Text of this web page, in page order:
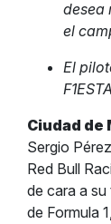
desea
el
El
Ciudad de
Sergio
Red Bull
de cara a
de Formula